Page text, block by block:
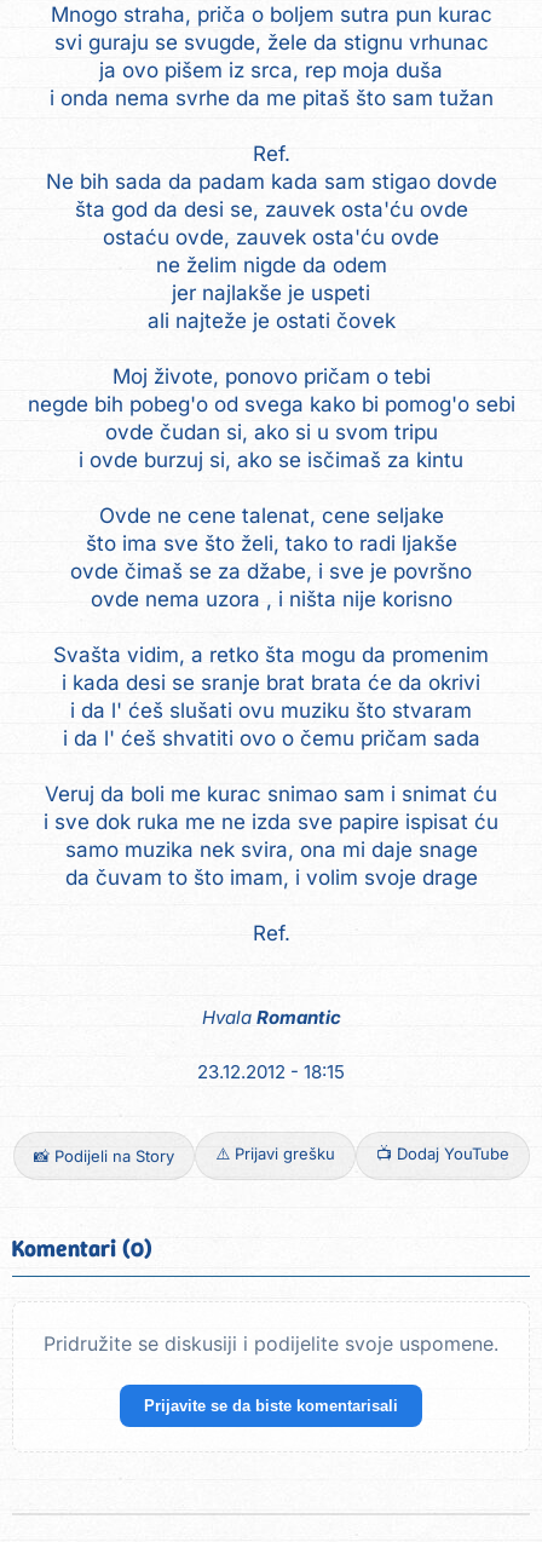
Mnogo straha, priča o boljem sutra pun kurac
svi guraju se svugde, žele da stignu vrhunac
ja ovo pišem iz srca, rep moja duša
i onda nema svrhe da me pitaš što sam tužan
Ref.
Ne bih sada da padam kada sam stigao dovde
šta god da desi se, zauvek osta'ću ovde
ostaću ovde, zauvek osta'ću ovde
ne želim nigde da odem
jer najlakše je uspeti
ali najteže je ostati čovek
Moj živote, ponovo pričam o tebi
negde bih pobeg'o od svega kako bi pomog'o sebi
ovde čudan si, ako si u svom tripu
i ovde burzuj si, ako se isčimaš za kintu
Ovde ne cene talenat, cene seljake
što ima sve što želi, tako to radi ljakše
ovde čimaš se za džabe, i sve je površno
ovde nema uzora , i ništa nije korisno
Svašta vidim, a retko šta mogu da promenim
i kada desi se sranje brat brata će da okrivi
i da l' ćeš slušati ovu muziku što stvaram
i da l' ćeš shvatiti ovo o čemu pričam sada
Veruj da boli me kurac snimao sam i snimat ću
i sve dok ruka me ne izda sve papire ispisat ću
samo muzika nek svira, ona mi daje snage
da čuvam to što imam, i volim svoje drage
Ref.
Hvala Romantic
23.12.2012 - 18:15
📸 Podijeli na Story ⚠️ Prijavi grešku 📺 Dodaj YouTube
Komentari (0)
Pridružite se diskusiji i podijelite svoje uspomene.
Prijavite se da biste komentarisali